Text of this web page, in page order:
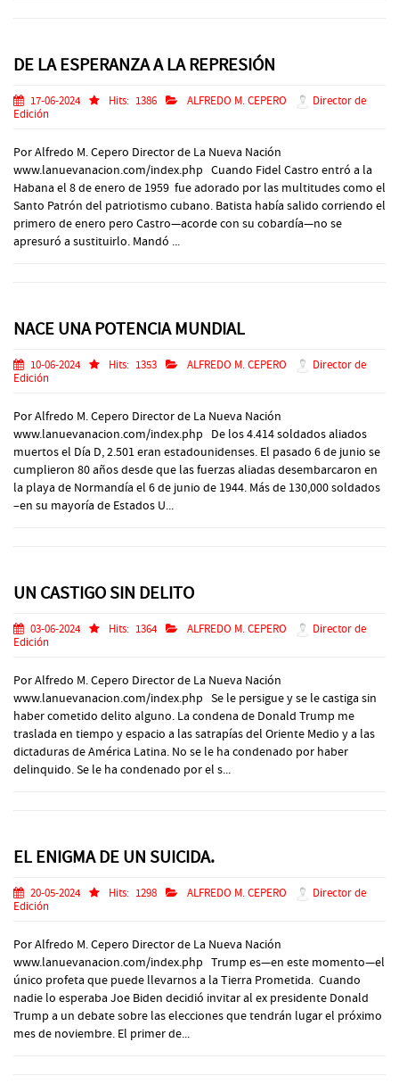
DE LA ESPERANZA A LA REPRESIÓN
17-06-2024 Hits: 1386 ALFREDO M. CEPERO
Director de
Edición
Por Alfredo M. Cepero Director de La Nueva Nación
www.lanuevanacion.com/index.php Cuando Fidel Castro entró a la
Habana el 8 de enero de 1959 fue adorado por las multitudes como el
Santo Patrón del patriotismo cubano. Batista había salido corriendo el
primero de enero pero Castro—acorde con su cobardía—no se
apresuró a sustituirlo. Mandó ...
NACE UNA POTENCIA MUNDIAL
10-06-2024 Hits: 1353 ALFREDO M. CEPERO
Director de
Edición
Por Alfredo M. Cepero Director de La Nueva Nación
www.lanuevanacion.com/index.php De los 4.414 soldados aliados
muertos el Día D, 2.501 eran estadounidenses. El pasado 6 de junio se
cumplieron 80 años desde que las fuerzas aliadas desembarcaron en
la playa de Normandía el 6 de junio de 1944. Más de 130,000 soldados
–en su mayoría de Estados U...
UN CASTIGO SIN DELITO
03-06-2024 Hits: 1364 ALFREDO M. CEPERO
Director de
Edición
Por Alfredo M. Cepero Director de La Nueva Nación
www.lanuevanacion.com/index.php Se le persigue y se le castiga sin
haber cometido delito alguno. La condena de Donald Trump me
traslada en tiempo y espacio a las satrapías del Oriente Medio y a las
dictaduras de América Latina. No se le ha condenado por haber
delinquido. Se le ha condenado por el s...
EL ENIGMA DE UN SUICIDA.
20-05-2024 Hits: 1298 ALFREDO M. CEPERO
Director de
Edición
Por Alfredo M. Cepero Director de La Nueva Nación
www.lanuevanacion.com/index.php Trump es—en este momento—el
único profeta que puede llevarnos a la Tierra Prometida. Cuando
nadie lo esperaba Joe Biden decidió invitar al ex presidente Donald
Trump a un debate sobre las elecciones que tendrán lugar el próximo
mes de noviembre. El primer de...